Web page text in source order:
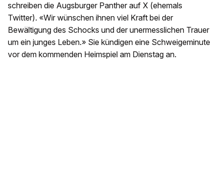
schreiben die Augsburger Panther auf X (ehemals
Twitter). «Wir wünschen ihnen viel Kraft bei der
Bewältigung des Schocks und der unermesslichen Trauer
um ein junges Leben.» Sie kündigen eine Schweigeminute
vor dem kommenden Heimspiel am Dienstag an.